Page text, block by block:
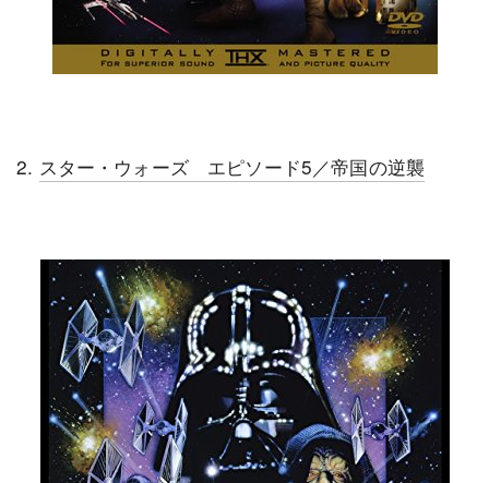
2. スター・ウォーズ エピソード5／帝国の逆襲